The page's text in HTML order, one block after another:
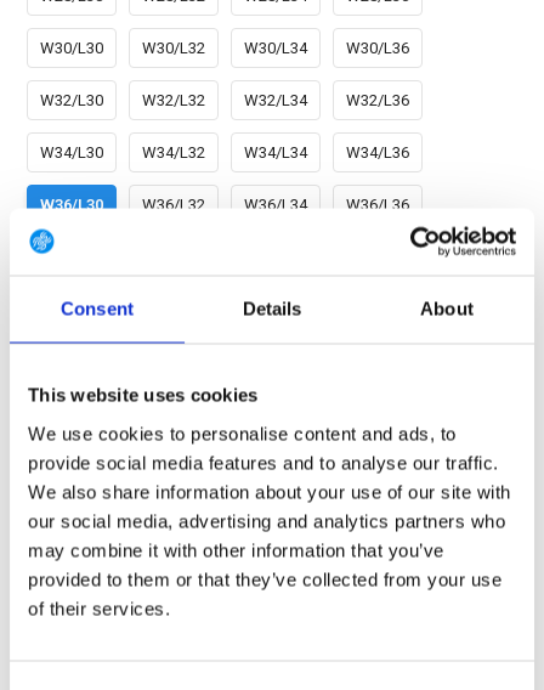
Consent Details About
This website uses cookies
We use cookies to personalise content and ads, to
provide social media features and to analyse our traffic.
We also share information about your use of our site with
our social media, advertising and analytics partners who
may combine it with other information that you’ve
provided to them or that they’ve collected from your use
of their services.
W30/L30 W30/L32 W30/L34 W30/L36
W32/L30 W32/L32 W32/L34 W32/L36
W34/L30 W34/L32 W34/L34 W34/L36
W36/L30 W36/L32 W36/L34 W36/L36
W38/L30
W40/L30 W40/L34
GRATIS LEVERING VANAF € 100
14 DAGEN RETOURTERMIJN
350m2 FYSIEKE WINKEL
24/7 ONLINE WINKELEN